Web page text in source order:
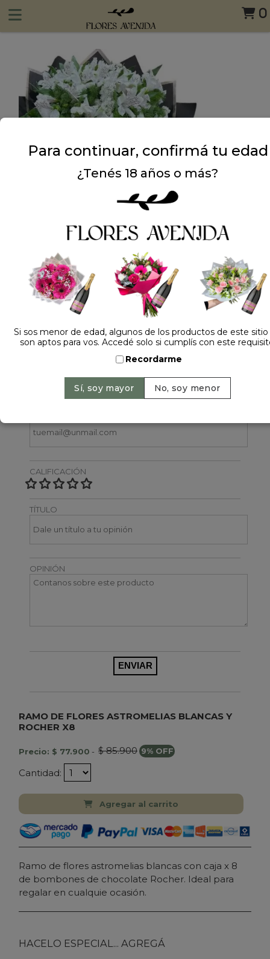
0
1 opinión +
Dejá tu opinión
CALIFICACIÓN
TÍTULO
OPINIÓN
RAMO DE FLORES ASTROMELIAS BLANCAS Y
ROCHER X8
Precio: $ 77.900 - $ 85.900 9% OFF
Cantidad:
Agregar al carrito
Ramo de flores astromelias blancas con caja x 8
de bombones de chocolate Rocher. Ideal para
regalar en cualquie ocasión.
HACELO ESPECIAL... AGREGÁ
Para continuar, confirmá tu edad
¿Tenés 18 años o más?
Si sos menor de edad, algunos de los productos de este
son aptos para vos. Accedé solo si cumplís con este
Recordarme